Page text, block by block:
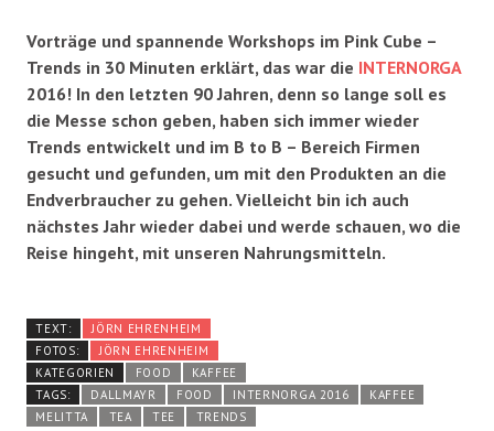
Vorträge und spannende Workshops im Pink Cube –
Trends in 30 Minuten erklärt, das war die INTERNORGA
2016! In den letzten 90 Jahren, denn so lange soll es
die Messe schon geben, haben sich immer wieder
Trends entwickelt und im B to B – Bereich Firmen
gesucht und gefunden, um mit den Produkten an die
Endverbraucher zu gehen. Vielleicht bin ich auch
nächstes Jahr wieder dabei und werde schauen, wo die
Reise hingeht, mit unseren Nahrungsmitteln.
TEXT:
JÖRN EHRENHEIM
FOTOS:
JÖRN EHRENHEIM
KATEGORIEN
FOOD
KAFFEE
TAGS:
DALLMAYR FOOD INTERNORGA 2016
KAFFEE
MELITTA
TEA TEE TRENDS